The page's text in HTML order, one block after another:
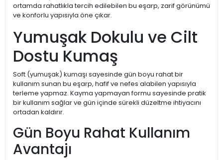
ortamda rahatlıkla tercih edilebilen bu eşarp, zarif görünümü
ve konforlu yapısıyla öne çıkar.
Yumuşak Dokulu ve Cilt
Dostu Kumaş
Soft (yumuşak) kumaşı sayesinde gün boyu rahat bir
kullanım sunan bu eşarp, hafif ve nefes alabilen yapısıyla
terleme yapmaz. Kayma yapmayan formu sayesinde pratik
bir kullanım sağlar ve gün içinde sürekli düzeltme ihtiyacını
ortadan kaldırır.
Gün Boyu Rahat Kullanım
Avantajı